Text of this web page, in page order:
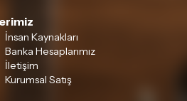
İnsan Kaynakları
Banka Hesaplarımız
İletişim
Kurumsal Satış